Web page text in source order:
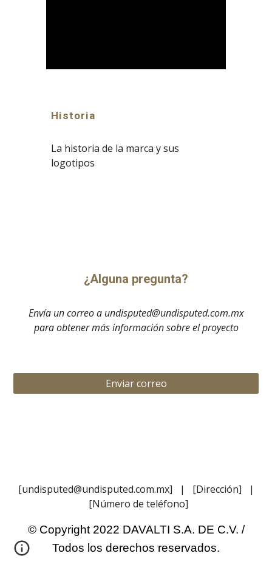
Historia
La historia de la marca y sus
logotipos
¿Alguna pregunta?
Envía un correo a undisputed@undisputed.com.mx
para obtener más información sobre el proyecto
Enviar correo
[undisputed@undisputed.com.mx] | [Dirección] |
[Número de teléfono]
© Copyright 2022 DAVALTI S.A. DE C.V. /
Todos los derechos reservados.